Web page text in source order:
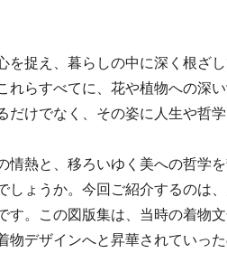
を捉え、暮らしの中に深く根ざ
らすべてに、花や植物への深
だけでなく、その姿に人生や哲
熱と、移ろいゆく美への哲学
ょうか。今回ご紹介するのは
。この図版集は、当時の着物
物デザインへと昇華されていっ